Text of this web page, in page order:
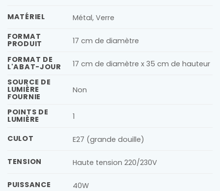
MATÉRIEL
Métal, Verre
FORMAT
PRODUIT
17 cm de diamètre
FORMAT DE
L'ABAT-JOUR
17 cm de diamètre x 35 cm de hauteur
SOURCE DE
LUMIÈRE
FOURNIE
Non
POINTS DE
LUMIÈRE 1
CULOT E27 (grande douille)
TENSION Haute tension 220/230V
PUISSANCE
40W